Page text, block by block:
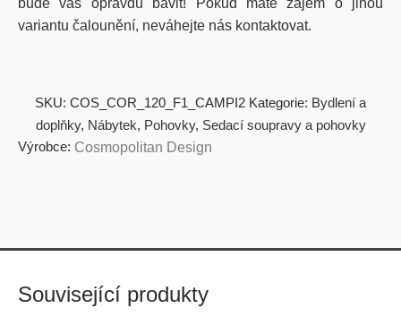
bude vás opravdu bavit! Pokud máte zájem o jinou
variantu čalounění, neváhejte nás kontaktovat.
SKU: COS_COR_120_F1_CAMPI2 Kategorie: Bydlení a
doplňky, Nábytek, Pohovky, Sedací soupravy a pohovky
Výrobce: Cosmopolitan Design
Související produkty